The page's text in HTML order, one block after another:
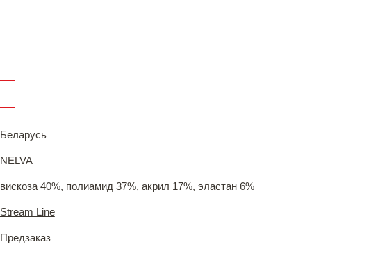
Беларусь
NELVA
вискоза 40%, полиамид 37%, акрил 17%, эластан 6%
Stream Line
Предзаказ